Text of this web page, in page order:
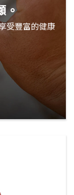
。
受豐富的健康